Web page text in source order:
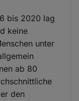
bis 2020 lag
keine
unter
ab 80
den